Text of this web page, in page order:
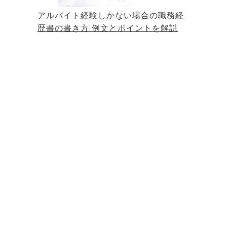
アルバイト経験しかない場合の職務経
歴書の書き方 例文とポイントを解説